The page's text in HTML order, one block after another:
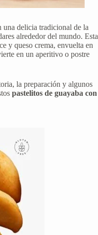
una delicia tradicional de la
alrededor del mundo. Esta
y queso crema, envuelta en
en un aperitivo o postre
la preparación y algunos
pastelitos de guayaba con